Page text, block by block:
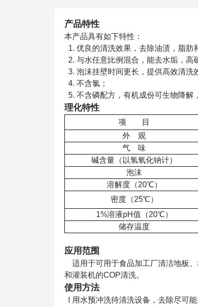
产品特性
本产品具有如下特性：
1. 优良的清洗效果，去除油渍，脂肪
2. 与水任意比例混合，能去水垢，高
3. 泡沫挂壁时间更长，提供高效清洗
4. 不含氯；
5. 不含磷配方，有机成份可生物降解
理化特性
项 目
外 观
气 味
碱含量（以氢氧化钠计）
泡沫
溶解度（20℃）
密度（25℃）
1%溶液pH值（20℃）
储存温度
应用范围
适用于可用于食品加工厂清洁地板
和灌装机的COP清洗。
使用方法
l 用水预冲洗待清洗设备，去除尽可能